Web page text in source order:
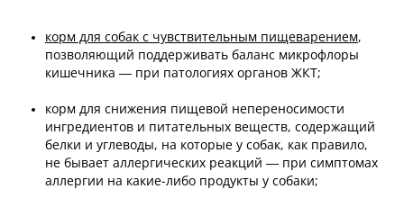
корм для собак с чувствительным пищеварением,
позволяющий поддерживать баланс микрофлоры
кишечника — при патологиях органов ЖКТ;
корм для снижения пищевой непереносимости
ингредиентов и питательных веществ, содержащий
белки и углеводы, на которые у собак, как правило,
не бывает аллергических реакций — при симптомах
аллергии на какие-либо продукты у собаки;